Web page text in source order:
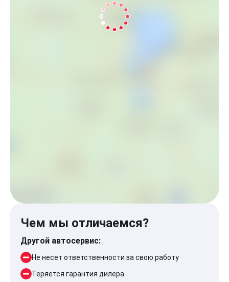
Чем мы отличаемся?
Другой автосервис:
Не несет ответственности за свою работу
Теряется гарантия дилера